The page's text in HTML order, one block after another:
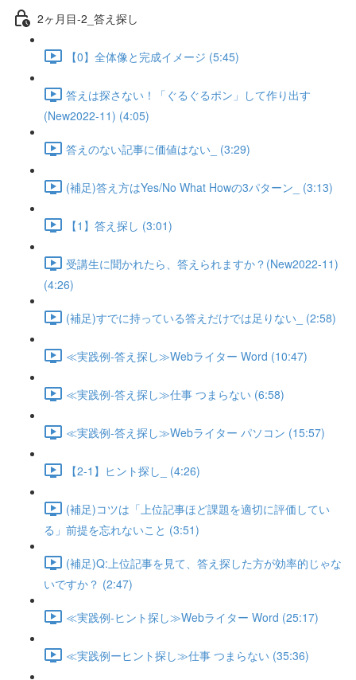
2ヶ月目-2_答え探し
【0】全体像と完成イメージ (5:45)
答えは探さない！「ぐるぐるポン」して作り出す
(New2022-11) (4:05)
答えのない記事に価値はない_ (3:29)
(補足)答え方はYes/No What Howの3パターン_ (3:13)
【1】答え探し (3:01)
受講生に聞かれたら、答えられますか？(New2022-11)
(4:26)
(補足)すでに持っている答えだけでは足りない_ (2:58)
≪実践例-答え探し≫Webライター Word (10:47)
≪実践例-答え探し≫仕事 つまらない (6:58)
≪実践例-答え探し≫Webライター パソコン (15:57)
【2-1】ヒント探し_ (4:26)
(補足)コツは「上位記事ほど課題を適切に評価してい
る」前提を忘れないこと (3:51)
(補足)Q:上位記事を見て、答え探した方が効率的じゃな
いですか？ (2:47)
≪実践例-ヒント探し≫Webライター Word (25:17)
≪実践例ーヒント探し≫仕事 つまらない (35:36)